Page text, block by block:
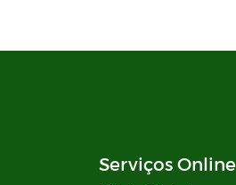
Serviços Online